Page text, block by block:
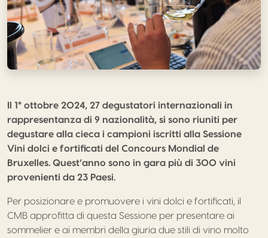
Il 1° ottobre 2024, 27 degustatori internazionali in
rappresentanza di 9 nazionalità, si sono riuniti per
degustare alla cieca i campioni iscritti alla Sessione
Vini dolci e fortificati del Concours Mondial de
Bruxelles. Quest’anno sono in gara più di 300 vini
provenienti da 23 Paesi.
Per posizionare e promuovere i vini dolci e fortificati, il
CMB approfitta di questa Sessione per presentare ai
sommelier e ai membri della giuria due stili di vino molto